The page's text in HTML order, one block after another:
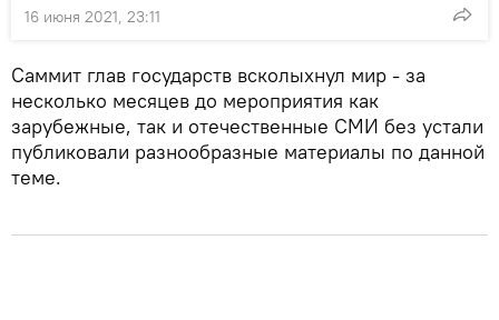
16 июня 2021, 23:11
Саммит глав государств всколыхнул мир - за
несколько месяцев до мероприятия как
зарубежные, так и отечественные СМИ без устали
публиковали разнообразные материалы по данной
теме.